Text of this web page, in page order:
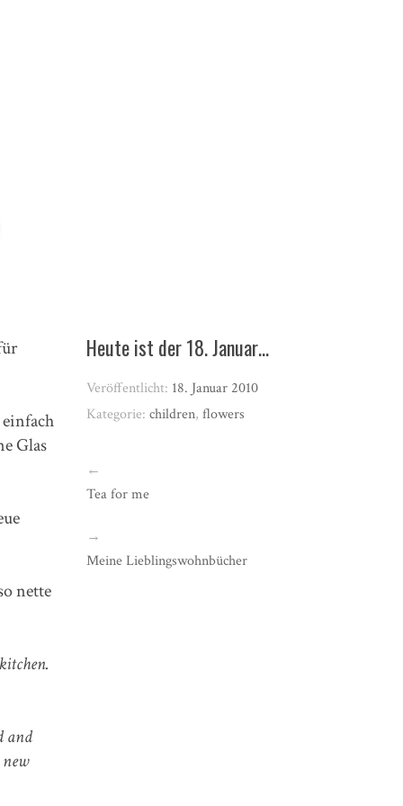
Glas
nette
and
Heute ist der 18. Januar…
Veröffentlicht: 18. Januar 2010
Kategorie:children,flowers
←
Tea for me
→
Meine Lieblingswohnbücher